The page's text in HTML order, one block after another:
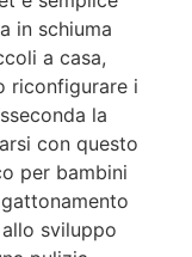
in schiuma
a casa,
riconfigurare i
la
con questo
per bambini
sviluppo